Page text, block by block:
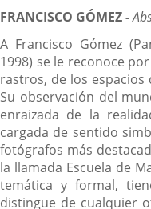
FRANCISCO GÓMEZ -
A Francisco Gómez
1998) se le reconoce
rastros, de los
Su observación del
enraizada de la
cargada de sentido
fotógrafos más
la llamada Escuela de
temática y formal,
distingue de cualquier